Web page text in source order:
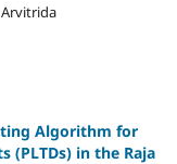
Algorithm for
(PLTDs) in the Raja